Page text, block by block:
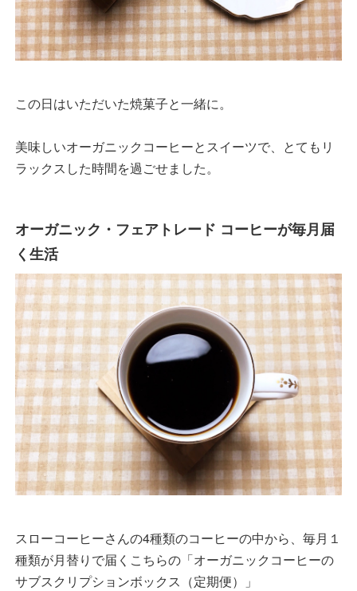
この日はいただいた焼菓子と一緒に。
美味しいオーガニックコーヒーとスイーツで、とてもリ
ラックスした時間を過ごせました。
オーガニック・フェアトレード コーヒーが毎月届
く生活
スローコーヒーさんの4種類のコーヒーの中から、毎月１
種類が月替りで届くこちらの「オーガニックコーヒーの
サブスクリプションボックス（定期便）」